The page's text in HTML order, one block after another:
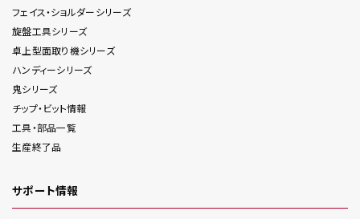
フェイス・ショルダーシリーズ
旋盤工具シリーズ
卓上型面取り機シリーズ
ハンディーシリーズ
鬼シリーズ
チップ・ビット情報
工具・部品一覧
生産終了品
サポート情報